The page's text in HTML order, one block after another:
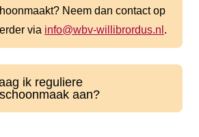
Neem dan contact op
via info@wbv-willibrordus.nl .
ik reguliere
aan?